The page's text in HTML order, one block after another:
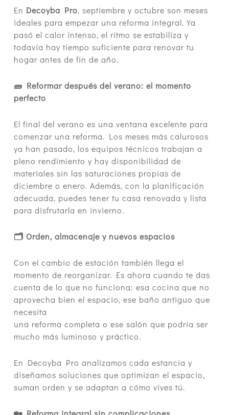
En Decoyba Pro, septiembre y octubre son meses
ideales para empezar una reforma integral. Ya
pasó el calor intenso, el ritmo se estabiliza y
todavía hay tiempo suficiente para renovar tu
hogar antes de fin de año.
🧱 Reformar después del verano: el momento
perfecto
El final del verano es una ventana excelente para
comenzar una reforma. Los meses más calurosos
ya han pasado, los equipos técnicos trabajan a
pleno rendimiento y hay disponibilidad de
materiales sin las saturaciones propias de
diciembre o enero. Además, con la planificación
adecuada, puedes tener tu casa renovada y lista
para disfrutarla en invierno.
🗂 Orden, almacenaje y nuevos espacios
Con el cambio de estación también llega el
momento de reorganizar. Es ahora cuando te das
cuenta de lo que no funciona: esa cocina que no
aprovecha bien el espacio, ese baño antiguo que
necesita
una reforma completa o ese salón que podría ser
mucho más luminoso y práctico.
En Decoyba Pro analizamos cada estancia y
diseñamos soluciones que optimizan el espacio,
suman orden y se adaptan a cómo vives tú.